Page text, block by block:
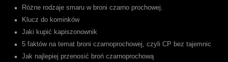
Różne rodzaje smaru w broni czarno prochowej.
Klucz do kominków
Jaki kupić kapiszonownik
5 faktów na temat broni czarnoprochowej, czyli CP bez tajemnic
Jak najlepiej przenosić broń czarnoprochową